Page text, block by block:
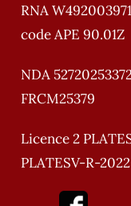
RNA
code APE 90.01Z
NDA
FRCM25379
Licence 2
PLATESV-R-